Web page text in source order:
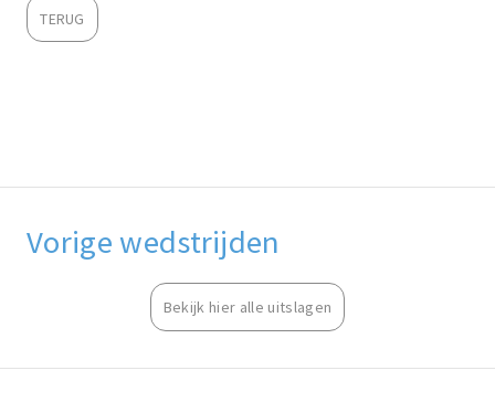
TERUG
Vorige wedstrijden
Bekijk hier alle uitslagen